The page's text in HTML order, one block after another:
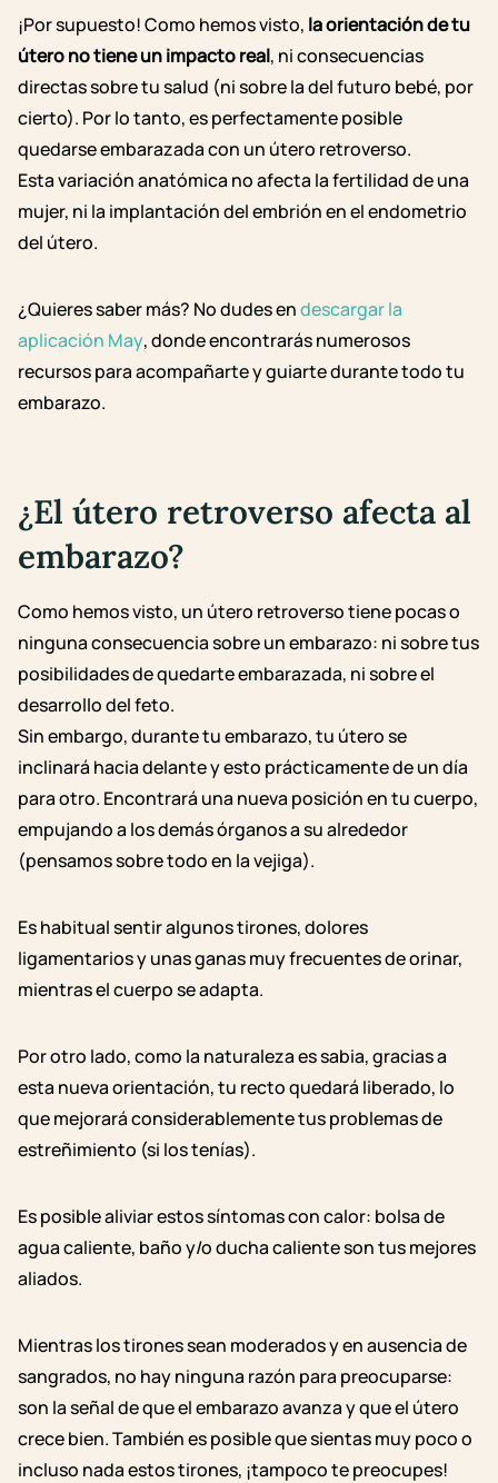
¡Por supuesto! Como hemos visto, la orientación de tu
útero no tiene un impacto real, ni consecuencias
directas sobre tu salud (ni sobre la del futuro bebé, por
cierto). Por lo tanto, es perfectamente posible
quedarse embarazada con un útero retroverso.
Esta variación anatómica no afecta la fertilidad de una
mujer, ni la implantación del embrión en el endometrio
del útero.
¿Quieres saber más? No dudes endescargar la
aplicación May, donde encontrarás numerosos
recursos para acompañarte y guiarte durante todo tu
embarazo.
¿El útero retroverso afecta al
embarazo?
Como hemos visto, un útero retroverso tiene pocas o
ninguna consecuencia sobre un embarazo: ni sobre tus
posibilidades de quedarte embarazada, ni sobre el
desarrollo del feto.
Sin embargo, durante tu embarazo, tu útero se
inclinará hacia delante y esto prácticamente de un día
para otro. Encontrará una nueva posición en tu cuerpo,
empujando a los demás órganos a su alrededor
(pensamos sobre todo en la vejiga).
Es habitual sentir algunos tirones, dolores
ligamentarios y unas ganas muy frecuentes de orinar,
mientras el cuerpo se adapta.
Por otro lado, como la naturaleza es sabia, gracias a
esta nueva orientación, tu recto quedará liberado, lo
que mejorará considerablemente tus problemas de
estreñimiento (si los tenías).
Es posible aliviar estos síntomas con calor: bolsa de
agua caliente, baño y/o ducha caliente son tus mejores
aliados.
Mientras los tirones sean moderados y en ausencia de
sangrados, no hay ninguna razón para preocuparse:
son la señal de que el embarazo avanza y que el útero
crece bien. También es posible que sientas muy poco o
incluso nada estos tirones, ¡tampoco te preocupes!